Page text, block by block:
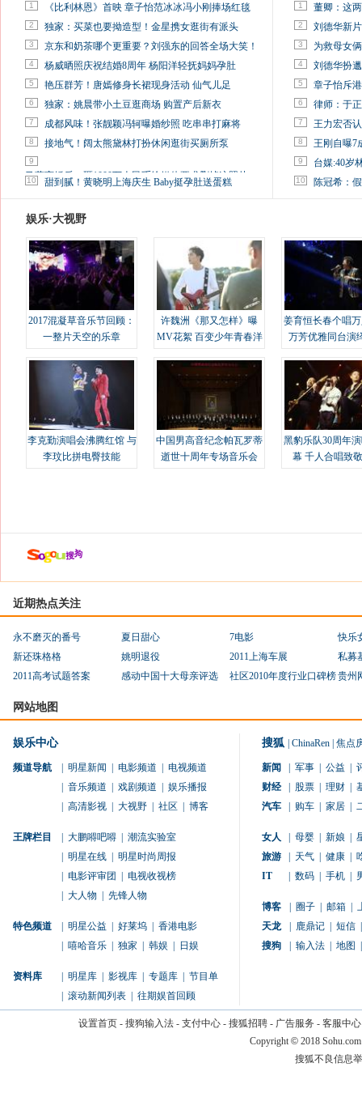
1 《比利林恩》首映 章子怡范冰冰冯小刚捧场红毯
2 独家：买菜也要拗造型！金星携女逛街有派头
3 京东和奶茶哪个更重要？刘强东的回答全场大笑！
4 杨威晒照庆祝结婚8周年 杨阳洋轻抚妈妈孕肚
5 艳压群芳！唐嫣修身长裙现身活动 仙气儿足
6 独家：姚晨带小土豆逛商场 购置产后新衣
7 成都风味！张靓颖冯轲曝婚纱照 吃串串打麻将
8 接地气！阔太熊黛林打扮休闲逛街买厕所泵
9
马蓉离婚后，砸1000万人民币给媒体要求删掉这照片
10 甜到腻！黄晓明上海庆生 Baby挺孕肚送蛋糕
1 董卿：这
2 刘德华新
3 为救母女
4 刘德华扮
5 章子怡斥
6 律师：于
7 王力宏否
8 王刚自曝7
9 台媒:40岁
10 陈冠希：
娱乐·大视野
2017混凝草音乐节回顾：
一整片天空的乐章
许魏洲《那又怎样》曝
MV花絮 百变少年青春洋
姜育恒长春个唱
万芳优雅同台演
李克勤演唱会沸腾红馆 与
李玟比拼电臀技能
中国男高音纪念帕瓦罗蒂
逝世十周年专场音乐会
黑豹乐队30周年
幕 千人合唱致
近期热点关注
永不磨灭的番号 夏日甜心 7电影
快乐
新还珠格格
姚明退役 2011上海车展
私募
2011高考试题答案
感动中国十大母亲评选 社区2010年度行业口碑榜贵州
网站地图
娱乐中心
频道导航 明星新闻 电影频道
电视频道
音乐频道 戏剧频道
娱乐播报
高清影视 大视野 社区 博客
王牌栏目 大鹏嘚吧嘚
潮流实验室
明星在线
明星时尚周报
电影评审团
电视收视榜
大人物 先锋人物
特色频道 明星公益 好莱坞
香港电影
嘻哈音乐 独家 韩娱 日娱
资料库 明星库 影视库 专题库
节目单
滚动新闻列表 往期娱首回顾
搜狐 ChinaRen 焦点
新闻 军事 公益
财经
股票 理财
汽车
购车 家居
女人 母婴 新娘
旅游
天气 健康
IT
数码 手机
博客 圈子 邮箱
天龙
鹿鼎记 短信
搜狗
输入法 地图
设置首页- 搜狗输入法- 支付中心- 搜狐招聘- 广告服务 - 客服中心
Copyright © 2018
搜狐不良信息